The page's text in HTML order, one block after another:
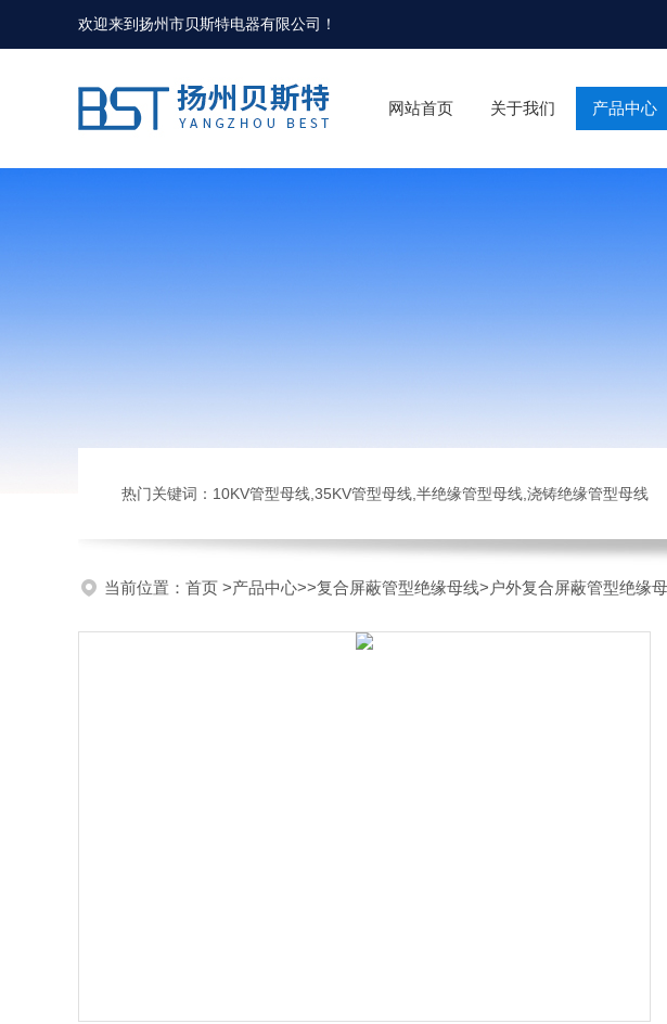
欢迎来到扬州市贝斯特电器有限公司 ！
网站首页 关于我们 产品中心
热门关键词：10KV管型母线,35KV管型母线,半绝缘管型母线,浇铸绝缘管型母线
当前位置： 首页 >产品中心>>复合屏蔽管型绝缘母线>户外复合屏蔽管型绝缘